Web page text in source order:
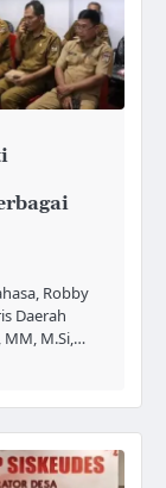
Robby
Daerah
MM, M.Si,…